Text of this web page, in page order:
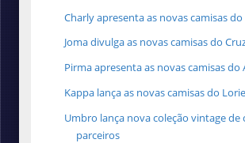
Charly apresenta as novas camisas
Joma divulga as novas camisas do
Pirma apresenta as novas camisas do
Kappa lança as novas camisas do
Umbro lança nova coleção vintage de
parceiros